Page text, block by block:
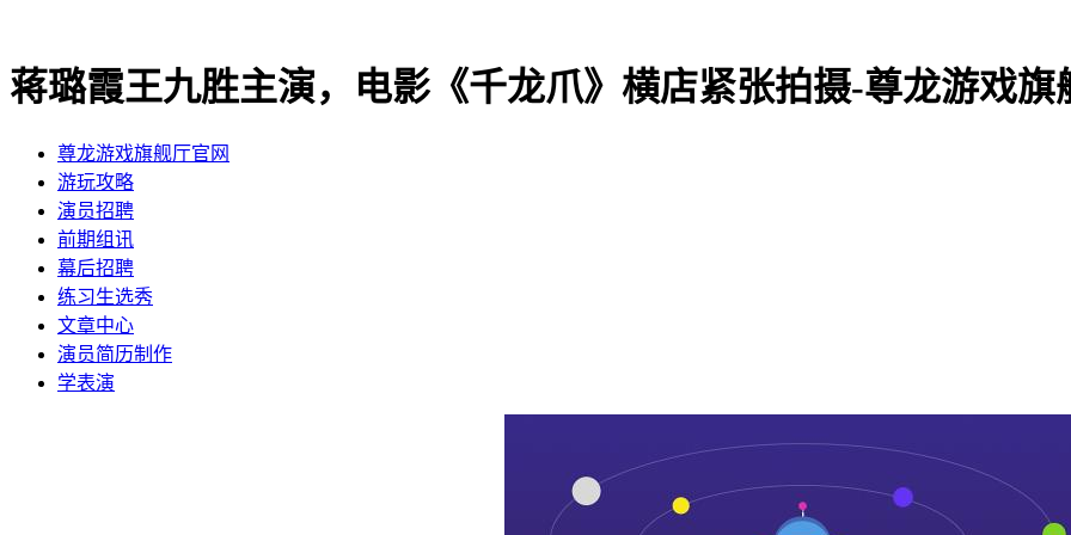
蒋璐霞王九胜主演，电影《千龙爪》横店紧张拍摄-尊龙游戏旗
尊龙游戏旗舰厅官网
​游玩攻略
​演员招聘
​前期组讯
​幕后招聘
​练习生选秀
文章中心
演员简历制作
学表演